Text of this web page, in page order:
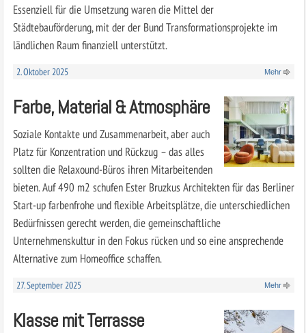
Essenziell für die Umsetzung waren die Mittel der
Städtebauförderung, mit der der Bund Transformationsprojekte im
ländlichen Raum finanziell unterstützt.
2. Oktober 2025 Mehr
Farbe, Material & Atmosphäre
Soziale Kontakte und Zusammenarbeit, aber auch
Platz für Konzentration und Rückzug – das alles
sollten die Relaxound-Büros ihren Mitarbeitenden
bieten. Auf 490 m2 schufen Ester Bruzkus Architekten für das Berliner
Start-up farbenfrohe und flexible Arbeitsplätze, die unterschiedlichen
Bedürfnissen gerecht werden, die gemeinschaftliche
Unternehmenskultur in den Fokus rücken und so eine ansprechende
Alternative zum Homeoffice schaffen.
27. September 2025 Mehr
Klasse mit Terrasse